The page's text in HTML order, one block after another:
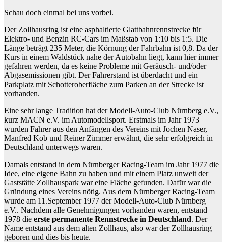
Schau doch einmal bei uns vorbei.
Der Zollhausring ist eine asphaltierte Glattbahnrennstrecke für
Elektro- und Benzin RC-Cars im Maßstab von 1:10 bis 1:5. Die
Länge beträgt 235 Meter, die Körnung der Fahrbahn ist 0,8. Da der
Kurs in einem Waldstück nahe der Autobahn liegt, kann hier immer
gefahren werden, da es keine Probleme mit Geräusch- und/oder
Abgasemissionen gibt. Der Fahrerstand ist überdacht und ein
Parkplatz mit Schotteroberfläche zum Parken an der Strecke ist
vorhanden.
Eine sehr lange Tradition hat der Modell-Auto-Club Nürnberg e.V.,
kurz MACN e.V. im Automodellsport. Erstmals im Jahr 1973
wurden Fahrer aus den Anfängen des Vereins mit Jochen Naser,
Manfred Kob und Reiner Zimmer erwähnt, die sehr erfolgreich in
Deutschland unterwegs waren.
Damals entstand in dem Nürnberger Racing-Team im Jahr 1977 die
Idee, eine eigene Bahn zu haben und mit einem Platz unweit der
Gaststätte Zollhauspark war eine Fläche gefunden. Dafür war die
Gründung eines Vereins nötig. Aus dem Nürnberger Racing-Team
wurde am 11.September 1977 der Modell-Auto-Club Nürnberg
e.V.. Nachdem alle Genehmigungen vorhanden waren, entstand
1978 die erste permanente Rennstrecke in Deutschland. Der
Name entstand aus dem alten Zollhaus, also war der Zollhausring
geboren und dies bis heute.